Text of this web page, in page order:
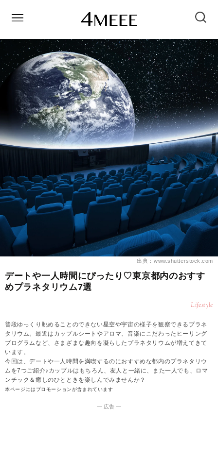
出典：www.shutterstock.com
デートや一人時間にぴったり♡東京都内のおすす
めプラネタリウム7選
Lifestyle
普段ゆっくり眺めることのできない星空や宇宙の様子を観察できるプラネ
タリウム。最近はカップルシートやアロマ、音楽にこだわったヒーリング
プログラムなど、さまざまな趣向を凝らしたプラネタリウムが増えてきて
います。
今回は、デートや一人時間を満喫するのにおすすめな都内のプラネタリウ
ムを7つご紹介♪カップルはもちろん、友人と一緒に、また一人でも、ロマ
ンチック＆癒しのひとときを楽しんでみませんか？
本ページにはプロモーションが含まれています
― 広告 ―